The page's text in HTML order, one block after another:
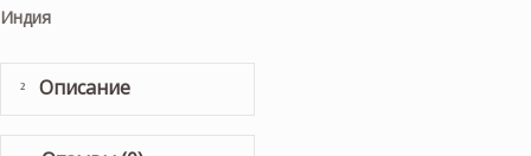
Индия
Описание